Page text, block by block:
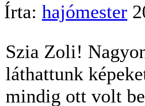
Írta: hajómester
Szia Zoli!
láthattunk
mindig ott volt